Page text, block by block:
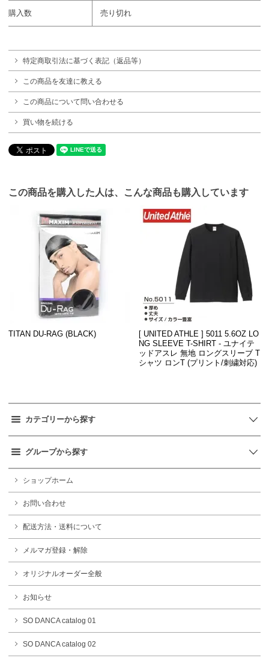
購入数 売り切れ
特定商取引法に基づく表記（返品等）
この商品を友達に教える
この商品について問い合わせる
買い物を続ける
この商品を購入した人は、こんな商品も購入しています
TITAN DU-RAG (BLACK)
[ UNITED ATHLE ] 5011 5.6OZ LO
NG SLEEVE T-SHIRT - ユナイテ
ッドアスレ 無地 ロングスリーブ T
シャツ ロンT (プリント/刺繍対応)
カテゴリーから探す
グループから探す
ショップホーム
お問い合わせ
配送方法・送料について
メルマガ登録・解除
オリジナルオーダー全般
お知らせ
SO DANCA catalog 01
SO DANCA catalog 02